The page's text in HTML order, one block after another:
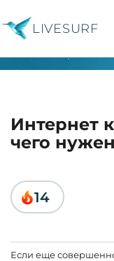
LIVESURF
Интернет
чего
14
Если еще